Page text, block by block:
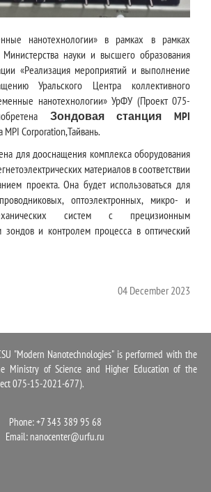
нанотехнологии» в рамках в рамках
науки и высшего образования
«Реализация мероприятий и выполнение
Уральского Центра коллективного
нанотехнологии» УрФУ (Проект 075-
Зондовая станция MPI
MPI Corporation,Тайвань.
для дооснащения комплекса оборудования
материалов в соответствии
проекта. Она будет использоваться для
оптоэлектронных, микро- и
систем с прецизионным
зондов и контролем процесса в оптический
04 December 2023
"Modern Nanotechnologies" is performed with the
Ministry of Science and Higher Education of the
075-15-2021-677).
Phone: +7 343 389 95 68
Email: nanocenter@urfu.ru